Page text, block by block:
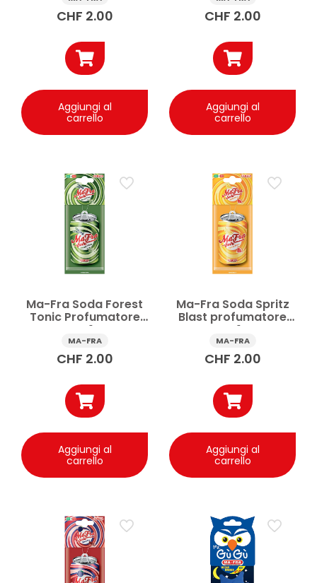
CHF 2.00
Aggiungi al
carrello
CHF 2.00
Aggiungi al
carrello
Ma-Fra Soda Forest
Tonic Profumatore
auto 1 pz
MA-FRA
CHF 2.00
Aggiungi al
carrello
Ma-Fra Soda Spritz
Blast profumatore
auto 1 pz
MA-FRA
CHF 2.00
Aggiungi al
carrello